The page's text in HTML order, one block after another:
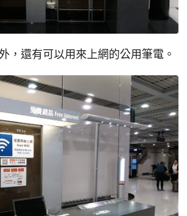
，還有可以用來上網的公用筆電。